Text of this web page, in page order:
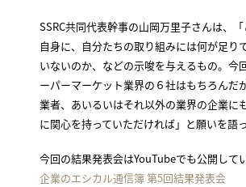
SSRC共同代表幹事の山岡万里子さんは、
自身に、自分たちの取り組みには何が足り
いないのか、などの示唆を与えるもの。今
ーパーマーケット業界の６社はもちろんだ
業者、あいるいはそれ以外の業界の企業に
に関心を持っていただければ」と願いを語っ
今回の結果発表会はYouTubeでも公開して
企業のエシカル通信簿 第5回結果発表会